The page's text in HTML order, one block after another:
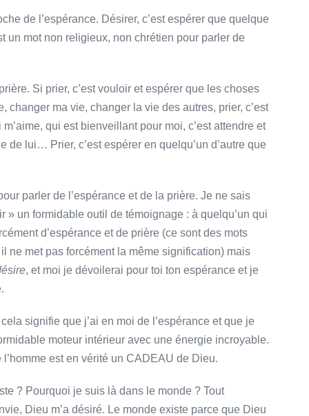
de l’espérance. Désirer, c’est espérer que quelque
un mot non religieux, non chrétien pour parler de
Si prier, c’est vouloir et espérer que les choses
changer ma vie, changer la vie des autres, prier, c’est
qui est bienveillant pour moi, c’est attendre et
lui… Prier, c’est espérer en quelqu’un d’autre que
parler de l’espérance et de la prière. Je ne sais
un formidable outil de témoignage : à quelqu’un qui
d’espérance et de prière (ce sont des mots
ne met pas forcément la même signification) mais
, et moi je dévoilerai pour toi ton espérance et je
signifie que j’ai en moi de l’espérance et que je
moteur intérieur avec une énergie incroyable.
est en vérité un CADEAU de Dieu.
? Pourquoi je suis là dans le monde ? Tout
Dieu m’a désiré. Le monde existe parce que Dieu